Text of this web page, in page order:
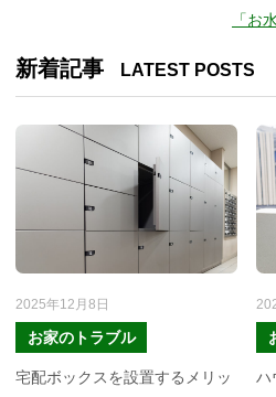
「お
新着記事 LATEST POSTS
2025年12月8日
お家のトラブル
宅配ボックスを設置するメリッ
ハ